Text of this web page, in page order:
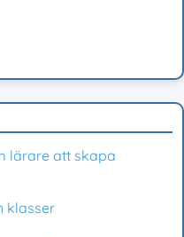
lärare att skapa
klasser